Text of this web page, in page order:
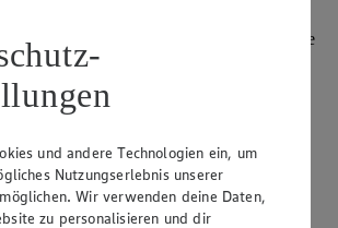
ablöschen. Für 15 Minuten bei mittlerer Hitze
Spitzkohleintopf geben und weitere 15
lassen. Mit Kümmel, Salz und Pfeffer
und andere Technologien ein, um
Nutzungserlebnis unserer
Wir verwenden deine Daten,
zu personalisieren und dir